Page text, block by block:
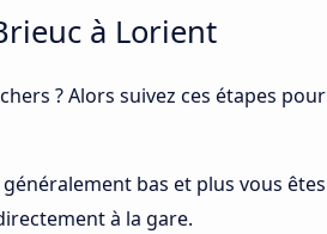
à Lorient
? Alors suivez ces étapes pour
bas et plus vous êtes
à la gare.